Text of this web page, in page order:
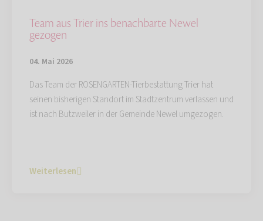
Team aus Trier ins benachbarte Newel
gezogen
04. Mai 2026
Das Team der ROSENGARTEN-Tierbestattung Trier hat
seinen bisherigen Standort im Stadtzentrum verlassen und
ist nach Butzweiler in der Gemeinde Newel umgezogen.
Weiterlesen